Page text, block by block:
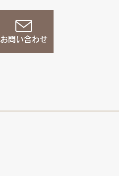
お問い合わせ